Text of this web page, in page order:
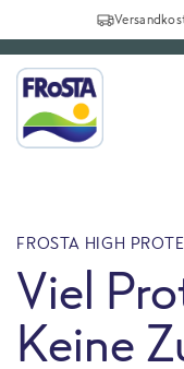
FROSTA HIGH
Viel
Keine